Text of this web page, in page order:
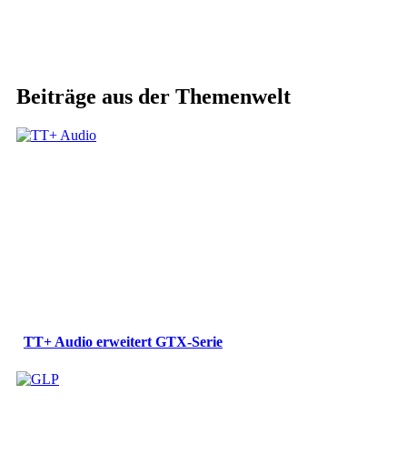
Beiträge aus der Themenwelt
TT+ Audio erweitert GTX-Serie